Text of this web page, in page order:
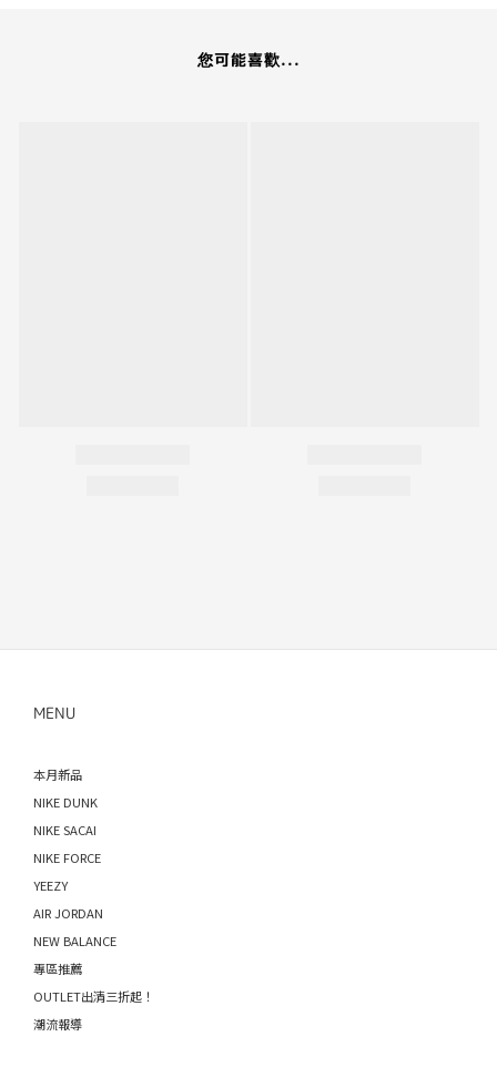
您可能喜歡...
MENU
本月新品
NIKE DUNK
NIKE SACAI
NIKE FORCE
YEEZY
AIR JORDAN
NEW BALANCE
專區推薦
OUTLET出清三折起！
潮流報導